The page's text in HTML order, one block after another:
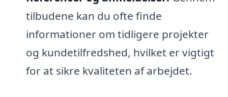
tilbudene kan du ofte finde
informationer om tidligere projekter
og kundetilfredshed, hvilket er vigtigt
for at sikre kvaliteten af arbejdet.